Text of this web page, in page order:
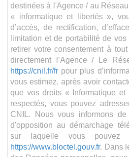
destinées à l'Agence / au
« informatique et libertés »,
d’accès, de rectification,
limitation et de portabilité de
retirer votre consentement à
directement l’Agence / Le
https://cnil.fr/fr pour plus
vous estimez, après avoir
que vos droits « Informatique
respectés, vous pouvez
CNIL. Nous vous informons
d'opposition au démarchage
sur laquelle vous
https://www.bloctel.gouv.fr. Dans